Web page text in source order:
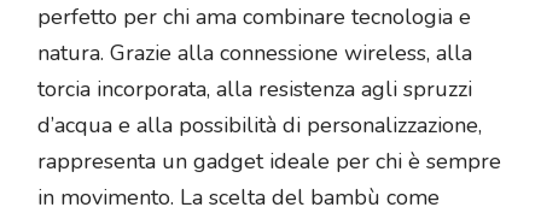
perfetto per chi ama combinare tecnologia e
natura. Grazie alla connessione wireless, alla
torcia incorporata, alla resistenza agli spruzzi
d’acqua e alla possibilità di personalizzazione,
rappresenta un gadget ideale per chi è sempre
in movimento. La scelta del bambù come